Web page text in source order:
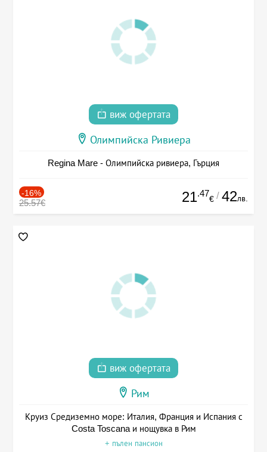
виж офертата
Олимпийска Ривиера
Regina Mare - Олимпийска ривиера, Гърция
-16%
25.57€ 21.47
€ / 42лв.
виж офертата
Рим
Круиз Средиземно море: Италия, Франция и Испания с
Costa Toscana и нощувка в Рим
+ пълен пансион